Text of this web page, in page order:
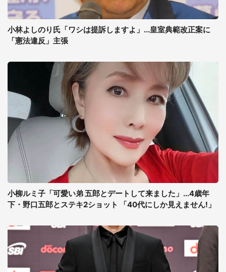
小林よしのり氏「ワシは提訴しますよ」...皇室典範改正案に
「憲法違反」主張
小柳ルミ子「可愛い弟 五郎とデートして来ました」...4歳年
下・野口五郎とステキ2ショット 「40代にしか見えません!」